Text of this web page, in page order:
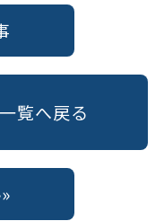
覧へ戻る